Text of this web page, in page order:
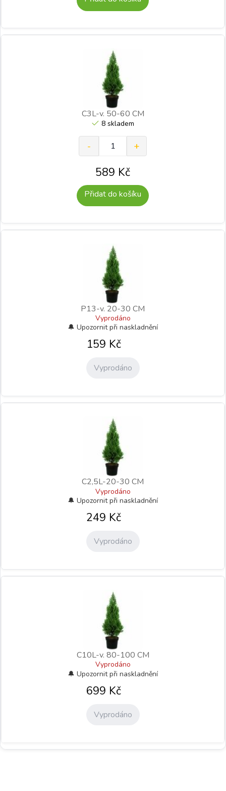
C3L-v. 50-60 CM
8 skladem
589 Kč
Přidat do košíku
P13-v. 20-30 CM
Vyprodáno
159 Kč
Vyprodáno
C2,5L-20-30 CM
Vyprodáno
249 Kč
Vyprodáno
C10L-v. 80-100 CM
Vyprodáno
699 Kč
Vyprodáno